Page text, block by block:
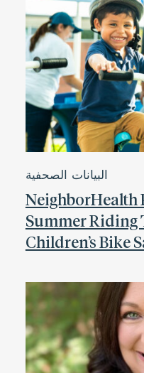
البيانات الصحفية
NeighborHealth
Summer
Children’s Bike